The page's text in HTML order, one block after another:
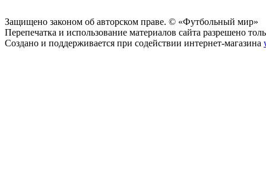
Защищено законом об авторском праве. © «Футбольный мир»
Перепечатка и использование материалов сайта разрешено
Создано и поддерживается при содействии интернет-магазина